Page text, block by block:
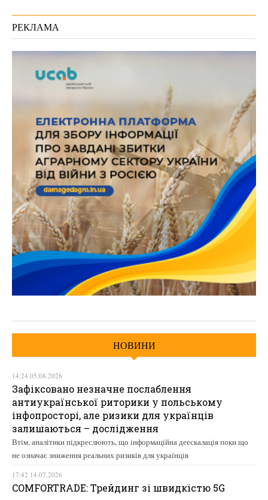
РЕКЛАМА
НОВИНИ
14:24 05.08.2026
Зафіксовано незначне послаблення
антиукраїнської риторики у польському
інфопросторі, але ризики для українців
залишаються – дослідження
Втім, аналітики підкреслюють, що інформаційна деескалація поки що
не означає зниження реальних ризиків для українців
17:42 14.07.2026
COMFORTRADE: Трейдинг зі швидкістю 5G